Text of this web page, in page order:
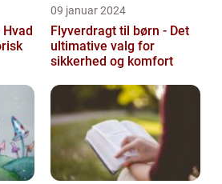
09 januar 2024
Flyverdragt til børn - Det
ultimative valg for
sikkerhed og komfort